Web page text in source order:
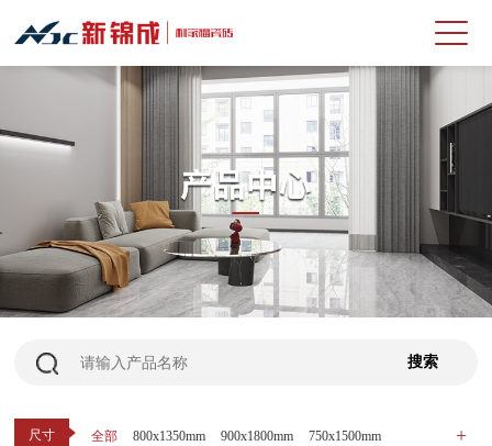
尺寸 全部 800x1350mm 900x1800mm 750x1500mm